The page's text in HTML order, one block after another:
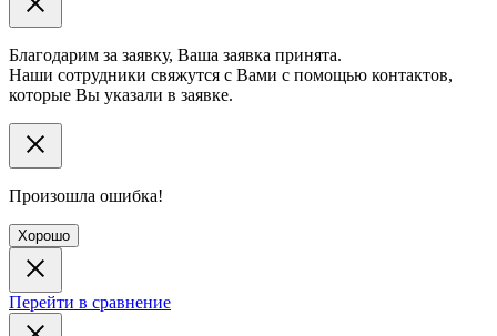
Благодарим за заявку, Ваша заявка принята.
Наши сотрудники свяжутся с Вами с помощью контактов,
которые Вы указали в заявке.
Произошла ошибка!
Хорошо
Перейти в сравнение